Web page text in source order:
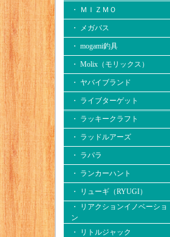
・ ＭＩＺＭＯ
・ メガバス
・ mogami釣具
・ Molix（モリックス）
・ ヤバイブランド
・ ライブターゲット
・ ラッキークラフト
・ ラッドルアーズ
・ ラパラ
・ ランカーハント
・ リューギ（RYUGI）
・ リアクションイノベーショ
ン
・ リトルジャック